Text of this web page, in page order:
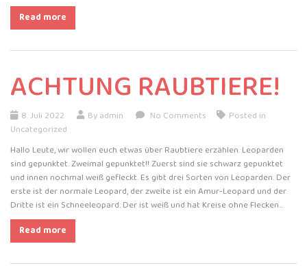
Read more
ACHTUNG RAUBTIERE!
8. Juli 2022 By admin No Comments
Posted in
Uncategorized
Hallo Leute, wir wollen euch etwas über Raubtiere erzählen. Leoparden
sind gepunktet. Zweimal gepunktet!! Zuerst sind sie schwarz gepunktet
und innen nochmal weiß gefleckt. Es gibt drei Sorten von Leoparden. Der
erste ist der normale Leopard, der zweite ist ein Amur-Leopard und der
Dritte ist ein Schneeleopard. Der ist weiß und hat Kreise ohne Flecken…
Read more